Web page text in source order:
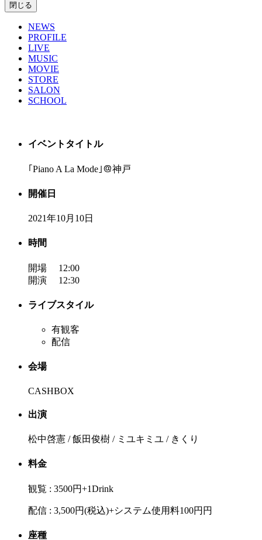
閉じる
NEWS
PROFILE
LIVE
MUSIC
MOVIE
STORE
SALON
SCHOOL
イベントタイトル
｢Piano A La Mode｣＠神戸
開催日
2021年10月10日
時間
開場 12:00
開演 12:30
ライブスタイル
有観客
配信
会場
CASHBOX
出演
松中啓憲 / 飯田俊樹 / ミユキミユ / きくり
料金
観覧 : 3500円+1Drink
配信 : 3,500円(税込)+システム使用料100円円
座種